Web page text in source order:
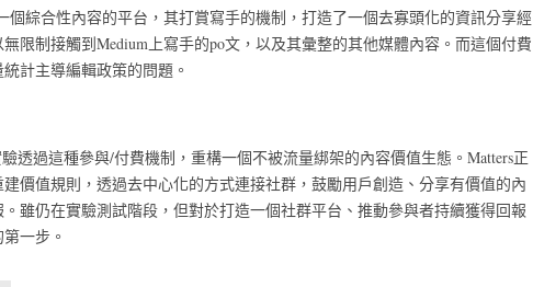
個綜合性內容的平台，其打賞寫手的機制，打造了一個去寡頭化的資訊分享經
限制接觸到Medium上寫手的po文，以及其彙整的其他媒體內容。而這個付費
計主導編輯政策的問題。
透過這種參與/付費機制，重構一個不被流量綁架的內容價值生態。Matters正
價值規則，透過去中心化的方式連接社群，鼓勵用戶創造、分享有價值的內
雖仍在實驗測試階段，但對於打造一個社群平台、推動參與者持續獲得回報
一步。